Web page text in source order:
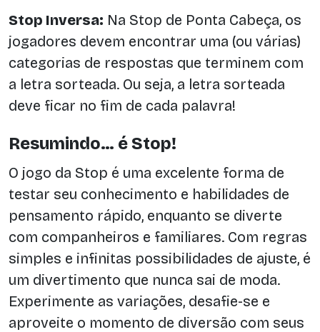
Stop Inversa: Na Stop de Ponta Cabeça, os
jogadores devem encontrar uma (ou várias)
categorias de respostas que terminem com
a letra sorteada. Ou seja, a letra sorteada
deve ficar no fim de cada palavra!
Resumindo… é Stop!
O jogo da Stop é uma excelente forma de
testar seu conhecimento e habilidades de
pensamento rápido, enquanto se diverte
com companheiros e familiares. Com regras
simples e infinitas possibilidades de ajuste, é
um divertimento que nunca sai de moda.
Experimente as variações, desafie-se e
aproveite o momento de diversão com seus